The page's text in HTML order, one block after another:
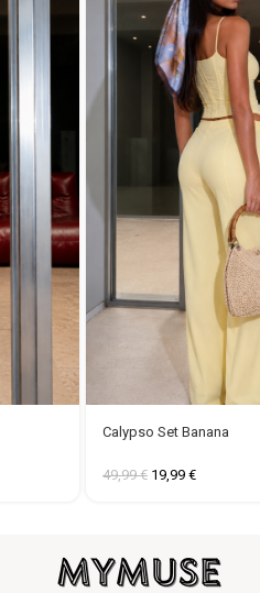
Calypso Set Banana
49,99€ 19,99 €